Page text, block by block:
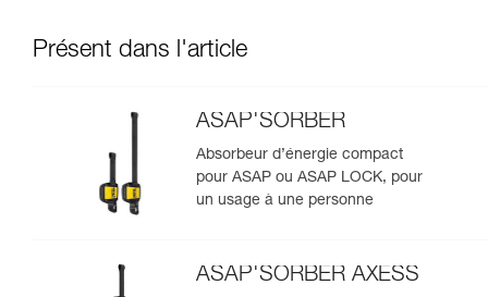
Présent dans l'article
ASAP'SORBER
Absorbeur d’énergie compact
pour ASAP ou ASAP LOCK, pour
un usage à une personne
ASAP'SORBER AXESS